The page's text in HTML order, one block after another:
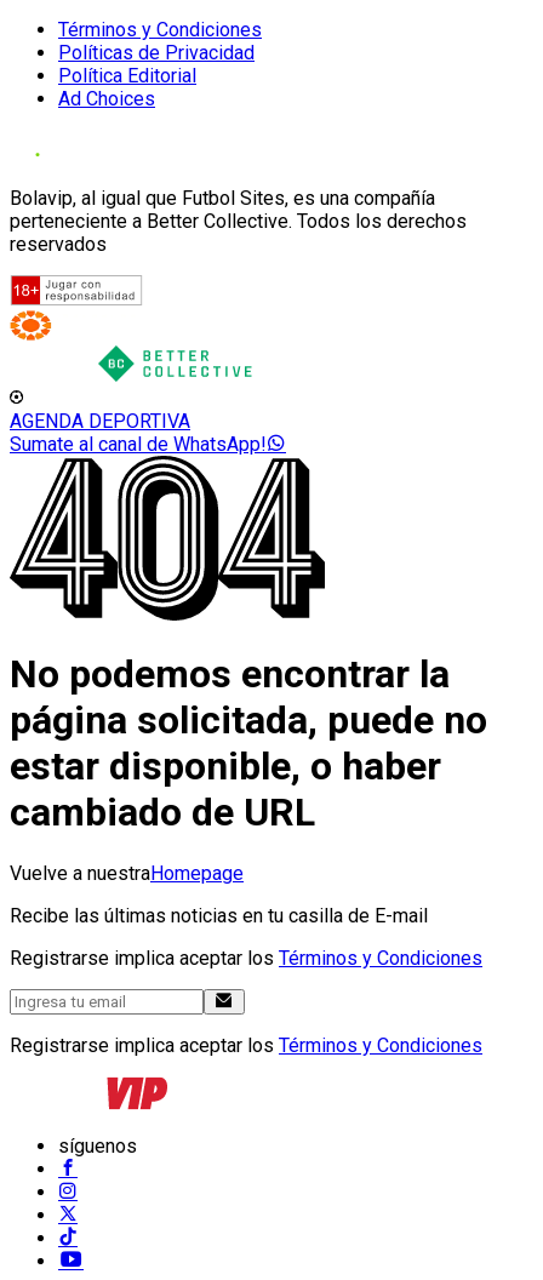
Términos y Condiciones
Políticas de Privacidad
Política Editorial
Ad Choices
Bolavip, al igual que Futbol Sites, es una compañía
perteneciente a Better Collective. Todos los derechos
reservados
AGENDA DEPORTIVA
Sumate al canal de WhatsApp!
No podemos encontrar la
página solicitada, puede no
estar disponible, o haber
cambiado de URL
Vuelve a nuestraHomepage
Recibe las últimas noticias en tu casilla de E-mail
Registrarse implica aceptar los Términos y Condiciones
Registrarse implica aceptar los Términos y Condiciones
síguenos